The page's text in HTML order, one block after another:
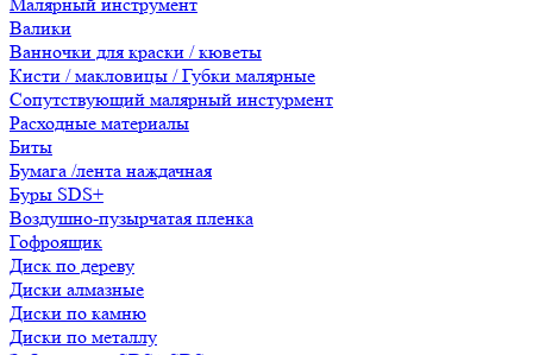
Валики
Ванночки для краски / кюветы
Кисти / макловицы / Губки малярные
Сопутствующий малярный инстурмент
Расходные материалы
Биты
Бумага /лента наждачная
Буры SDS+
Воздушно-пузырчатая пленка
Гофроящик
Диск по дереву
Диски алмазные
Диски по камню
Диски по металлу